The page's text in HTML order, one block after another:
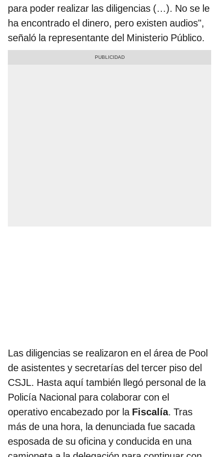
para poder realizar las diligencias (…). No se le
ha encontrado el dinero, pero existen audios",
señaló la representante del Ministerio Público.
Las diligencias se realizaron en el área de Pool
de asistentes y secretarías del tercer piso del
CSJL. Hasta aquí también llegó personal de la
Policía Nacional para colaborar con el
operativo encabezado por la Fiscalía. Tras
más de una hora, la denunciada fue sacada
esposada de su oficina y conducida en una